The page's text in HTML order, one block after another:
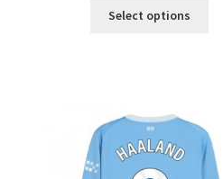
Select options
na